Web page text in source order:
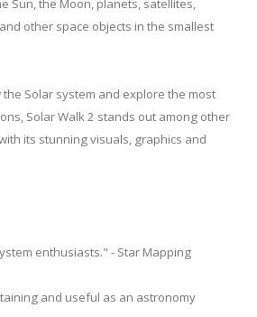
Sun, the Moon, planets, satellites,
other space objects in the smallest
Solar system and explore the most
Solar Walk 2 stands out among other
its stunning visuals, graphics and
enthusiasts." - Star Mapping
and useful as an astronomy